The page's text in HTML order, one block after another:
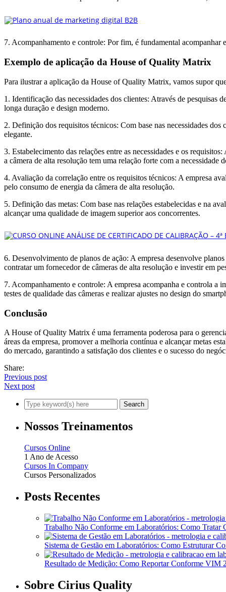
7. Acompanhamento e controle: Por fim, é fundamental acompanhar
Exemplo de aplicação da House of Quality Matrix
Para ilustrar a aplicação da House of Quality Matrix, vamos supor
1. Identificação das necessidades dos clientes: Através de pesquisas
longa duração e design moderno.
2. Definição dos requisitos técnicos: Com base nas necessidades
elegante.
3. Estabelecimento das relações entre as necessidades e os
a câmera de alta resolução tem uma relação forte com a
4. Avaliação da correlação entre os requisitos técnicos: A empresa
pelo consumo de energia da câmera de alta resolução.
5. Definição das metas: Com base nas relações estabelecidas e na
alcançar uma qualidade de imagem superior aos concorrentes.
6. Desenvolvimento de planos de ação: A empresa desenvolve
contratar um fornecedor de câmeras de alta resolução e investir em
7. Acompanhamento e controle: A empresa acompanha e controla a
testes de qualidade das câmeras e realizar ajustes no design do
Conclusão
A House of Quality Matrix é uma ferramenta poderosa para o
áreas da empresa, promover a melhoria contínua e alcançar metas
do mercado, garantindo a satisfação dos clientes e o sucesso do
Share:
Previous post
Next post
Nossos Treinamentos
Cursos Online
1 Ano de Acesso
Cursos In Company
Cursos Personalizados
Posts Recentes
Trabalho Não Conforme em Laboratórios: Como Tratar
Sistema de Gestão em Laboratórios: Como Estruturar
Resultado de Medição: Como Reportar Conforme VIM
Sobre Cirius Quality